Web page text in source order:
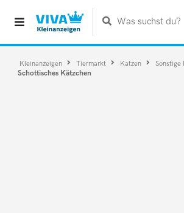
Was suchst du?
Kleinanzeigen Tiermarkt Katzen Sonstige
Schottisches Kätzchen